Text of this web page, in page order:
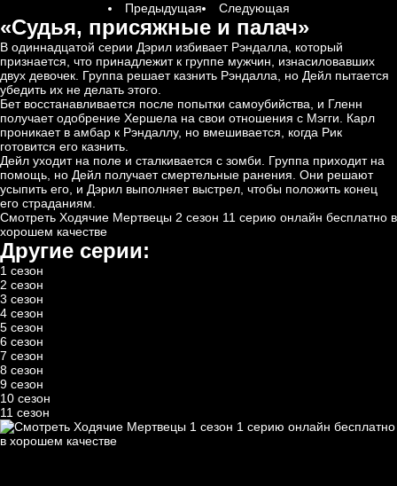
Предыдущая Следующая
«Судья, присяжные и палач»
В одиннадцатой серии Дэрил избивает Рэндалла, который
признается, что принадлежит к группе мужчин, изнасиловавших
двух девочек. Группа решает казнить Рэндалла, но Дейл пытается
убедить их не делать этого.
Бет восстанавливается после попытки самоубийства, и Гленн
получает одобрение Хершела на свои отношения с Мэгги. Карл
проникает в амбар к Рэндаллу, но вмешивается, когда Рик
готовится его казнить.
Дейл уходит на поле и сталкивается с зомби. Группа приходит на
помощь, но Дейл получает смертельные ранения. Они решают
усыпить его, и Дэрил выполняет выстрел, чтобы положить конец
его страданиям.
Смотреть Ходячие Мертвецы 2 сезон 11 серию онлайн бесплатно в
хорошем качестве
Другие серии:
1 сезон
2 сезон
3 сезон
4 сезон
5 сезон
6 сезон
7 сезон
8 сезон
9 сезон
10 сезон
11 сезон